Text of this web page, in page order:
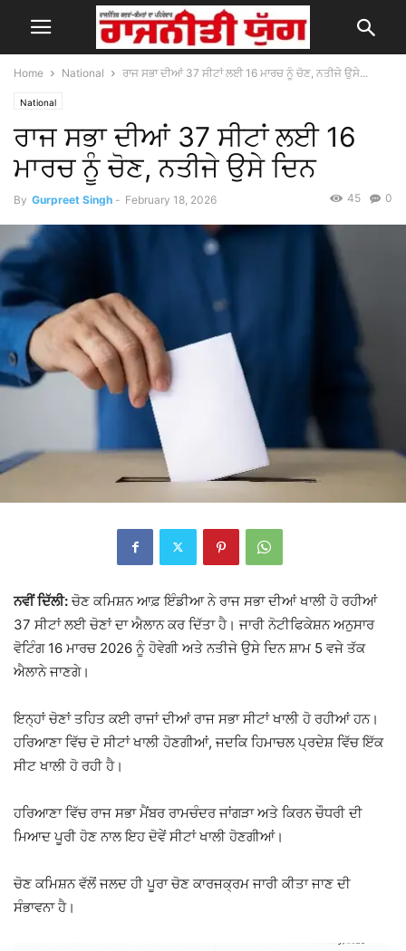
Home National ਰਾਜ ਸਭਾ ਦੀਆਂ 37 ਸੀਟਾਂ ਲਈ 16 ਮਾਰਚ ਨੂੰ ਚੋਣ, ਨਤੀਜੇ ਉਸੇ...
National
ਰਾਜ ਸਭਾ ਦੀਆਂ 37 ਸੀਟਾਂ ਲਈ 16
ਮਾਰਚ ਨੂੰ ਚੋਣ, ਨਤੀਜੇ ਉਸੇ ਦਿਨ
By Gurpreet Singh - February 18, 2026 0
45
ਨਵੀਂ ਦਿੱਲੀ: ਚੋਣ ਕਮਿਸ਼ਨ ਆਫ਼ ਇੰਡੀਆਨੇ ਰਾਜ ਸਭਾ ਦੀਆਂ ਖਾਲੀ ਹੋ ਰਹੀਆਂ
37 ਸੀਟਾਂ ਲਈ ਚੋਣਾਂ ਦਾ ਐਲਾਨ ਕਰ ਦਿੱਤਾ ਹੈ। ਜਾਰੀ ਨੋਟੀਫਿਕੇਸ਼ਨ ਅਨੁਸਾਰ
ਵੋਟਿੰਗ 16 ਮਾਰਚ 2026 ਨੂੰ ਹੋਵੇਗੀ ਅਤੇ ਨਤੀਜੇ ਉਸੇ ਦਿਨ ਸ਼ਾਮ 5 ਵਜੇ ਤੱਕ
ਐਲਾਨੇ ਜਾਣਗੇ।
ਇਨ੍ਹਾਂ ਚੋਣਾਂ ਤਹਿਤ ਕਈ ਰਾਜਾਂ ਦੀਆਂ ਰਾਜ ਸਭਾ ਸੀਟਾਂ ਖਾਲੀ ਹੋ ਰਹੀਆਂ ਹਨ।
ਹਰਿਆਣਾਵਿੱਚ ਦੋ ਸੀਟਾਂ ਖਾਲੀ ਹੋਣਗੀਆਂ, ਜਦਕਿਹਿਮਾਚਲ ਪ੍ਰਦੇਸ਼ਵਿੱਚ ਇੱਕ
ਸੀਟ ਖਾਲੀ ਹੋ ਰਹੀ ਹੈ।
ਹਰਿਆਣਾ ਵਿੱਚ ਰਾਜ ਸਭਾ ਮੈਂਬਰਰਾਮਚੰਦਰ ਜਾਂਗੜਾਅਤੇ ਕਿਰਨ ਚੌਧਰੀ ਦੀ
ਮਿਆਦ ਪੂਰੀ ਹੋਣ ਨਾਲ ਇਹ ਦੋਵੇਂ ਸੀਟਾਂ ਖਾਲੀ ਹੋਣਗੀਆਂ।
ਚੋਣ ਕਮਿਸ਼ਨ ਵੱਲੋਂ ਜਲਦ ਹੀ ਪੂਰਾ ਚੋਣ ਕਾਰਜਕ੍ਰਮ ਜਾਰੀ ਕੀਤਾ ਜਾਣ ਦੀ
ਸੰਭਾਵਨਾ ਹੈ।